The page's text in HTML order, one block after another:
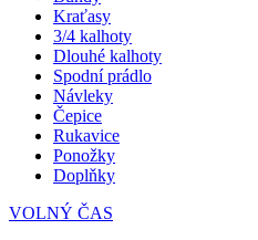
Kraťasy
3/4 kalhoty
Dlouhé kalhoty
Spodní prádlo
Návleky
Čepice
Rukavice
Ponožky
Doplňky
VOLNÝ ČAS